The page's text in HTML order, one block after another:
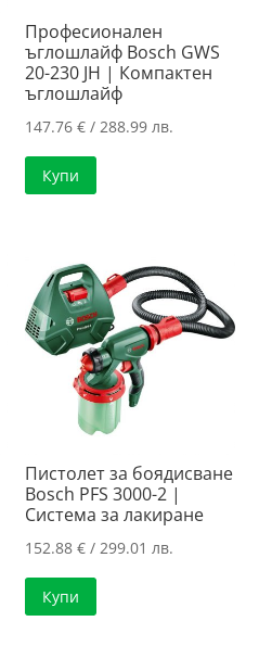
Професионален
ъглошлайф Bosch GWS
20-230 JH | Компактен
ъглошлайф
147.76€ / 288.99 лв.
Купи
Пистолет за боядисване
Bosch PFS 3000-2 |
Система за лакиране
152.88€ / 299.01 лв.
Купи